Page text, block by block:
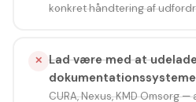
konkret håndtering af
✕ Lad være med at
CURA, Nexus, KMD Omsorg